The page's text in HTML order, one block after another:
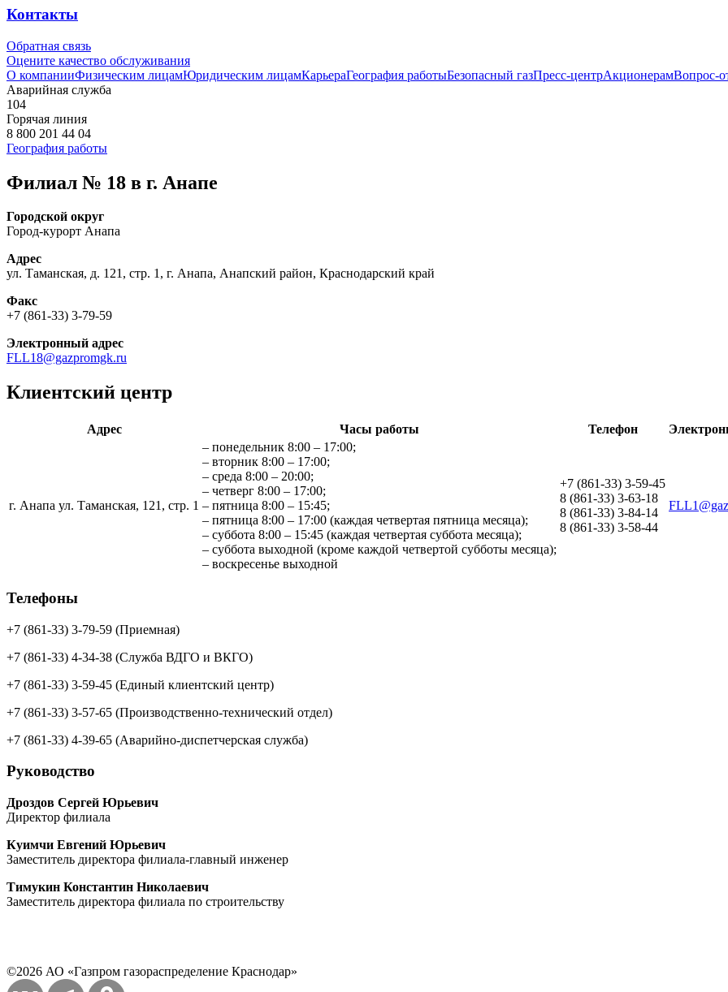
Контакты
Обратная связь
Оцените качество обслуживания
О компанииФизическим лицамЮридическим лицамКарьераГеография работыБезопасный газПресс-центрАкционерамВопрос-
Аварийная служба
104
Горячая линия
8 800 201 44 04
География работы
Филиал № 18 в г. Анапе
Городской округ
Город-курорт Анапа
Адрес
ул. Таманская, д. 121, стр. 1, г. Анапа, Анапский район, Краснодарский край
Факс
+7 (861-33) 3-79-59
Электронный адрес
FLL18@gazpromgk.ru
Клиентский центр
Адрес Часы работы Телефон
г. Анапа ул. Таманская, 121, стр. 1
– понедельник 8:00 – 17:00;
– вторник 8:00 – 17:00;
– среда 8:00 – 20:00;
– четверг 8:00 – 17:00;
– пятница 8:00 – 15:45;
– пятница 8:00 – 17:00 (каждая четвертая пятница месяца);
– суббота 8:00 – 15:45 (каждая четвертая суббота месяца);
– суббота выходной (кроме каждой четвертой субботы месяца);
– воскресенье выходной
+7 (861-33) 3-59-45
8 (861-33) 3-63-18
8 (861-33) 3-84-14
8 (861-33) 3-58-44
Телефоны
+7 (861-33) 3-79-59 (Приемная)
+7 (861-33) 4-34-38 (Служба ВДГО и ВКГО)
+7 (861-33) 3-59-45 (Единый клиентский центр)
+7 (861-33) 3-57-65 (Производственно-технический отдел)
+7 (861-33) 4-39-65 (Аварийно-диспетчерская служба)
Руководство
Дроздов Сергей Юрьевич
Директор филиала
Куимчи Евгений Юрьевич
Заместитель директора филиала-главный инженер
Тимукин Константин Николаевич
Заместитель директора филиала по строительству
©2026 АО «Газпром газораспределение Краснодар»